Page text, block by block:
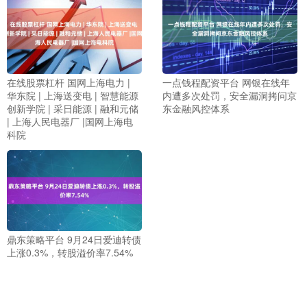
在线股票杠杆 国网上海电力 |
华东院 | 上海送变电 | 智慧能源
创新学院 | 采日能源 | 融和元储
| 上海人民电器厂 |国网上海电
科院
一点钱程配资平台 网银在线年
内遭多次处罚，安全漏洞拷问京
东金融风控体系
鼎东策略平台 9月24日爱迪转债
上涨0.3%，转股溢价率7.54%